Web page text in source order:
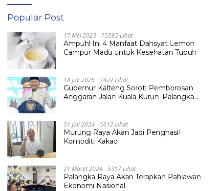
Popular Post
17 Mei 2025 15585 Lihat
Ampuh! Ini 4 Manfaat Dahsyat Lemon
Campur Madu untuk Kesehatan Tubuh
18 Juli 2025 7422 Lihat
Gubernur Kalteng Soroti Pemborosan
Anggaran Jalan Kuala Kurun–Palangka
31 Juli 2024 5612 Lihat
Murung Raya Akan Jadi Penghasil
Komoditi Kakao
21 Maret 2024 5317 Lihat
Palangka Raya Akan Terapkan Pahlawan
Ekonomi Nasional